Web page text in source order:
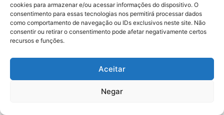
cookies para armazenar e/ou acessar informações do dispositivo. O
consentimento para essas tecnologias nos permitirá processar dados
como comportamento de navegação ou IDs exclusivos neste site. Não
consentir ou retirar o consentimento pode afetar negativamente certos
recursos e funções.
Aceitar
Negar
Eleições 2026: procuradores e
promotores eleitorais realizam
reunião de alinhamento no RN